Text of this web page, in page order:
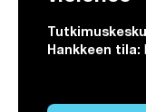
Hankkeen tila: